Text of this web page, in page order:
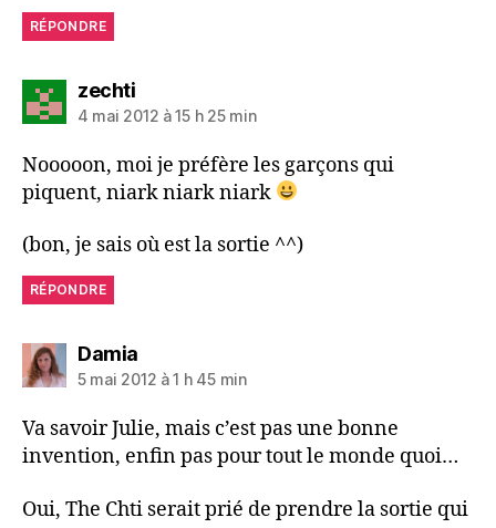
RÉPONDRE
zechtidit :
4 mai 2012 à 15 h 25 min
Nooooon, moi je préfère les garçons qui
piquent, niark niark niark
(bon, je sais où est la sortie ^^)
RÉPONDRE
Damiadit :
5 mai 2012 à 1 h 45 min
Va savoir Julie, mais c’est pas une bonne
invention, enfin pas pour tout le monde quoi…
Oui, The Chti serait prié de prendre la sortie qui